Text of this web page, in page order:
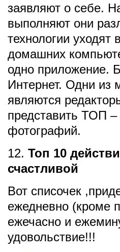
заявляют о себе.
выполняют они
технологии уходят
домашних
одно приложение.
Интернет. Одни из
являются
представить ТОП
фотографий.
12. Топ 10
счастливой
Вот списочек
ежедневно (кроме
ежечасно и
удовольствие!!!